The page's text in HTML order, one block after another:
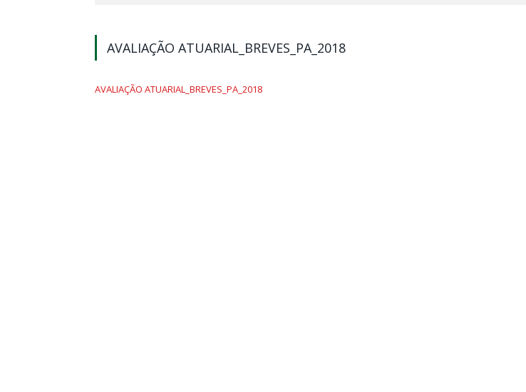
AVALIAÇÃO ATUARIAL_BREVES_PA_2018
AVALIAÇÃO ATUARIAL_BREVES_PA_2018